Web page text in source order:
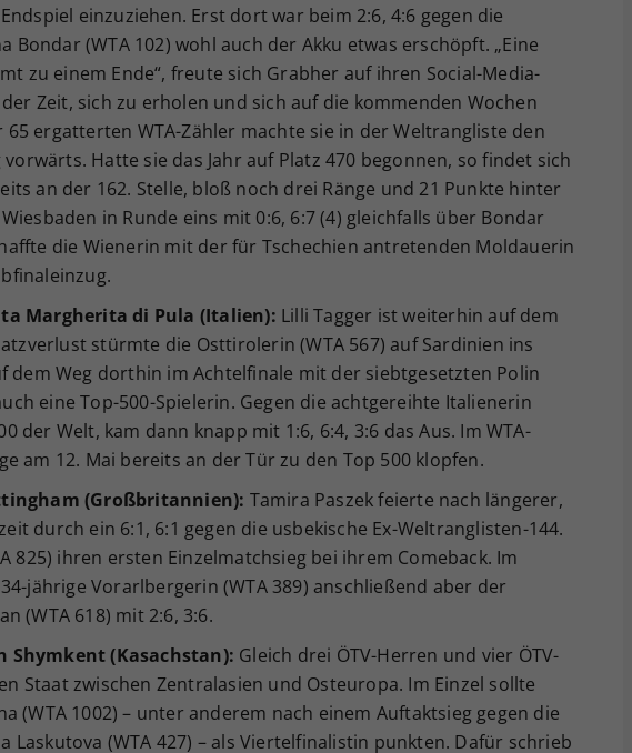
einzuziehen. Erst dort war beim 2:6, 4:6 gegen die
Bondar (WTA 102) wohl auch der Akku etwas erschöpft. „Eine
zu einem Ende“, freute sich Grabher auf ihren Social-Media-
der Zeit, sich zu erholen und sich auf die kommenden Wochen
65 ergatterten WTA-Zähler machte sie in der Weltrangliste den
Hatte sie das Jahr auf Platz 470 begonnen, so findet sich
an der 162. Stelle, bloß noch drei Ränge und 21 Punkte hinter
in Runde eins mit 0:6, 6:7 (4) gleichfalls über Bondar
die Wienerin mit der für Tschechien antretenden Moldauerin
Margherita di Pula (Italien): Lilli Tagger ist weiterhin auf dem
stürmte die Osttirolerin (WTA 567) auf Sardinien ins
dem Weg dorthin im Achtelfinale mit der siebtgesetzten Polin
eine Top-500-Spielerin. Gegen die achtgereihte Italienerin
der Welt, kam dann knapp mit 1:6, 6:4, 3:6 das Aus. Im WTA-
am 12. Mai bereits an der Tür zu den Top 500 klopfen.
(Großbritannien): Tamira Paszek feierte nach längerer,
durch ein 6:1, 6:1 gegen die usbekische Ex-Weltranglisten-144.
825) ihren ersten Einzelmatchsieg bei ihrem Comeback. Im
jährige Vorarlbergerin (WTA 389) anschließend aber der
(WTA 618) mit 2:6, 3:6.
Shymkent (Kasachstan): Gleich drei ÖTV-Herren und vier ÖTV-
Staat zwischen Zentralasien und Osteuropa. Im Einzel sollte
(WTA 1002) – unter anderem nach einem Auftaktsieg gegen die
Laskutova (WTA 427) – als Viertelfinalistin punkten. Dafür schrieb